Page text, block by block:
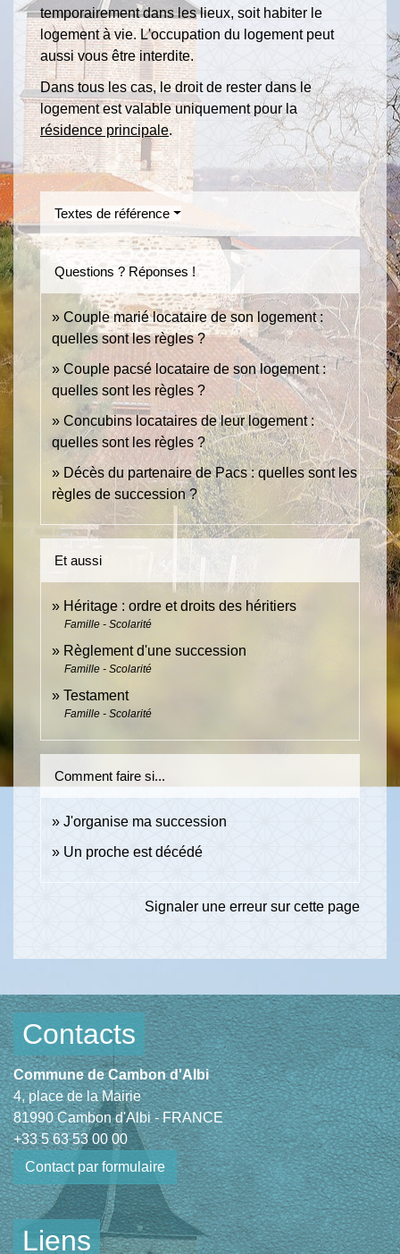
temporairement dans les lieux, soit habiter le
logement à vie. L'occupation du logement peut
aussi vous être interdite.
Dans tous les cas, le droit de rester dans le
logement est valable uniquement pour la
résidence principale.
Textes de référence
Questions ? Réponses !
Couple marié locataire de son logement :
quelles sont les règles ?
Couple pacsé locataire de son logement :
quelles sont les règles ?
Concubins locataires de leur logement :
quelles sont les règles ?
Décès du partenaire de Pacs : quelles sont les
règles de succession ?
Et aussi
Héritage : ordre et droits des héritiers
Famille - Scolarité
Règlement d'une succession
Famille - Scolarité
Testament
Famille - Scolarité
Comment faire si...
J'organise ma succession
Un proche est décédé
Signaler une erreur sur cette page
Contacts
Commune de Cambon d'Albi
4, place de la Mairie
81990 Cambon d'Albi - FRANCE
+33 5 63 53 00 00
Contact par formulaire
Liens